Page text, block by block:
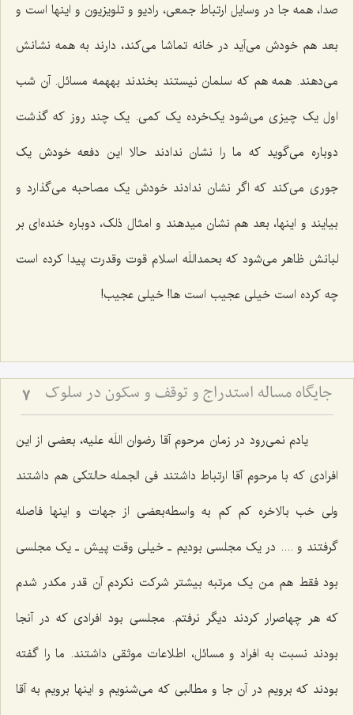
صدا، همه جا در وسایل ارتباط جمعی، رادیو و تلویزیون و اینها است و
بعد هم خودش می‌آید در خانه تماشا می‌کند، دارند به همه نشانش
می‌دهند. همه هم که سلمان نیستند بخندند بههمه مسائل. آن شب
اول یک چیزی می‌شود یک‌خرده یک کمی. یک چند روز که گذشت
دوباره می‌گوید که ما را نشان ندادند حالا این دفعه خودش یک
جوری می‌کند که اگر نشان ندادند خودش یک مصاحبه می‌گذارد و
بیایند و اینها، بعد هم‌ نشان میدهند و امثال ذلک، دوباره خنده‌ای بر
لبانش ظاهر می‌شود که بحمداللَه اسلام قوت وقدرت پیدا کرده است
چه کرده است خیلی عجیب است ها! خیلی عجیب!
جایگاه مساله استدراج و توقف و سکون در سلوک 7
یادم نمی‌رود در زمان مرحوم آقا رضوان اللَه علیه، بعضی از این
افرادی که با مرحوم آقا ارتباط داشتند فی الجمله حالتکی هم داشتند
ولی خب بالاخره کم کم به واسطه‌بعضی از جهات و اینها فاصله
گرفتند و .... در یک مجلسی بودیم ـ خیلی وقت پیش ـ یک مجلسی
بود فقط هم من یک مرتبه بیشتر شرکت نکردم آن قدر مکدر شدم
که هر چهاصرار کردند دیگر نرفتم. مجلسی بود افرادی که در آنجا
بودند نسبت به افراد و مسائل، اطلاعات موثقی داشتند. ما را گفته
بودند که برویم در آن جا و مطالبی که می‌شنویم و اینها برویم به آقا